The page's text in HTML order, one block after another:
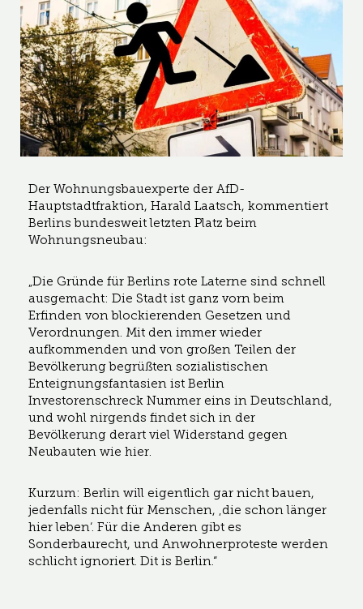
Der Wohnungsbauexperte der AfD-
Hauptstadtfraktion, Harald Laatsch, kommentiert
Berlins bundesweit letzten Platz beim
Wohnungsneubau:
„Die Gründe für Berlins rote Laterne sind schnell
ausgemacht: Die Stadt ist ganz vorn beim
Erfinden von blockierenden Gesetzen und
Verordnungen. Mit den immer wieder
aufkommenden und von großen Teilen der
Bevölkerung begrüßten sozialistischen
Enteignungsfantasien ist Berlin
Investorenschreck Nummer eins in Deutschland,
und wohl nirgends findet sich in der
Bevölkerung derart viel Widerstand gegen
Neubauten wie hier.
Kurzum: Berlin will eigentlich gar nicht bauen,
jedenfalls nicht für Menschen, ‚die schon länger
hier leben‘. Für die Anderen gibt es
Sonderbaurecht, und Anwohnerproteste werden
schlicht ignoriert. Dit is Berlin.“